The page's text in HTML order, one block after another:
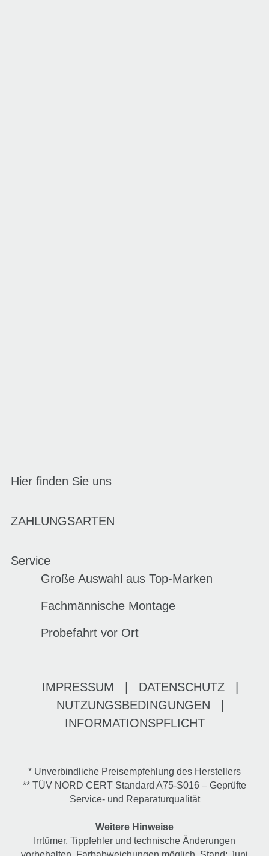
Hier finden Sie uns
ZAHLUNGSARTEN
Service
Große Auswahl aus Top-Marken
Fachmännische Montage
Probefahrt vor Ort
IMPRESSUM DATENSCHUTZ
NUTZUNGSBEDINGUNGEN
INFORMATIONSPFLICHT
* Unverbindliche Preisempfehlung des Herstellers
** TÜV NORD CERT Standard A75-S016 – Geprüfte
Service- und Reparaturqualität
Weitere Hinweise
Irrtümer, Tippfehler und technische Änderungen